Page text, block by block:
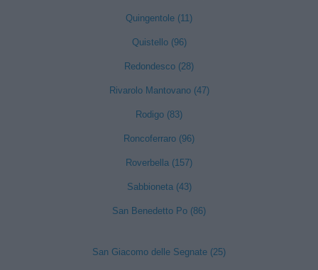
Quingentole (11)
Quistello (96)
Redondesco (28)
Rivarolo Mantovano (47)
Rodigo (83)
Roncoferraro (96)
Roverbella (157)
Sabbioneta (43)
San Benedetto Po (86)
San Giacomo delle Segnate (25)